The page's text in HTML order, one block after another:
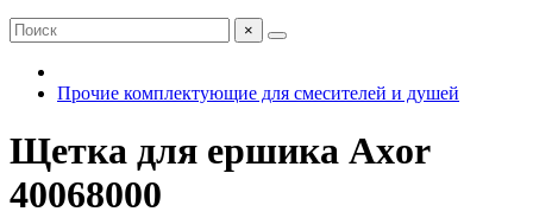
×
Прочие комплектующие для смесителей и душей
Щетка для ершика Axor
40068000